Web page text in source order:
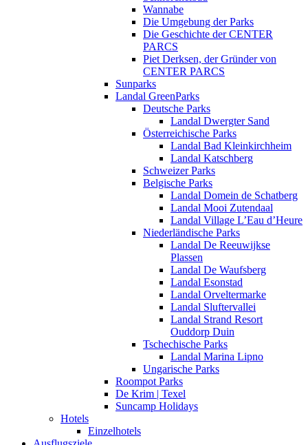
Wannabe
Die Umgebung der Parks
Die Geschichte der CENTER
PARCS
Piet Derksen, der Gründer von
CENTER PARCS
Sunparks
Landal GreenParks
Deutsche Parks
Landal Dwergter Sand
Österreichische Parks
Landal Bad Kleinkirchheim
Landal Katschberg
Schweizer Parks
Belgische Parks
Landal Domein de Schatberg
Landal Mooi Zutendaal
Landal Village L’Eau d’Heure
Niederländische Parks
Landal De Reeuwijkse
Plassen
Landal De Waufsberg
Landal Esonstad
Landal Orveltermarke
Landal Sluftervallei
Landal Strand Resort
Ouddorp Duin
Tschechische Parks
Landal Marina Lipno
Ungarische Parks
Roompot Parks
De Krim | Texel
Suncamp Holidays
Hotels
Einzelhotels